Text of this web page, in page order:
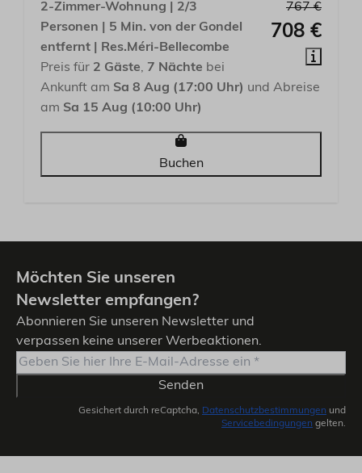
767 €
708 €
2-Zimmer-Wohnung | 2/3
Personen | 5 Min. von der Gondel
entfernt | Res.Méri-Bellecombe
Preis für 2 Gäste, 7 Nächte bei
Ankunft am Sa 8 Aug (17:00 Uhr) und Abreise
am Sa 15 Aug (10:00 Uhr)
Buchen
Möchten Sie unseren
Newsletter empfangen?
Abonnieren Sie unseren Newsletter und
verpassen keine unserer Werbeaktionen.
Senden
Gesichert durch reCaptcha, Datenschutzbestimmungen und
Servicebedingungen gelten.